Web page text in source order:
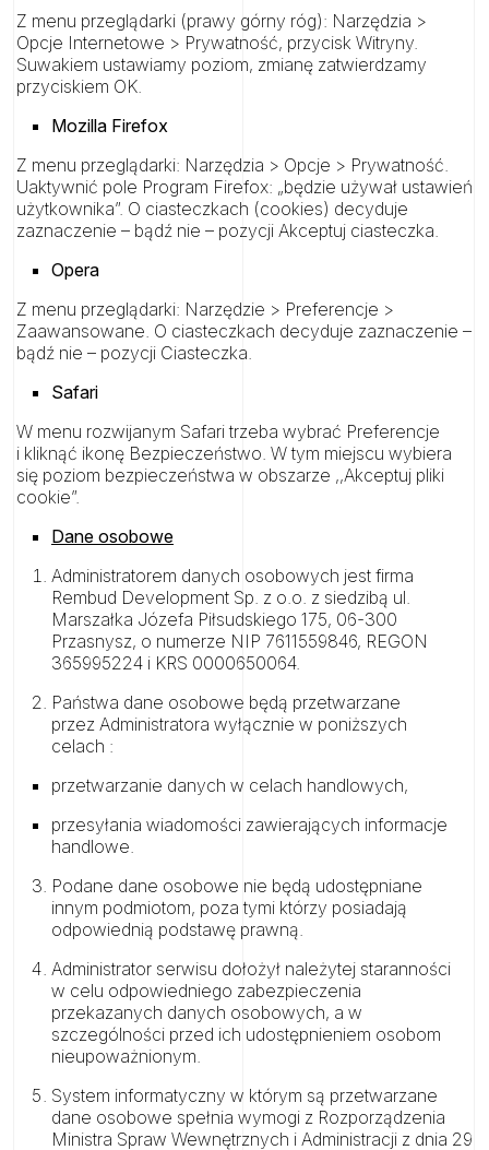
Z menu przeglądarki (prawy górny róg): Narzędzia >
Opcje Internetowe > Prywatność, przycisk Witryny.
Suwakiem ustawiamy poziom, zmianę zatwierdzamy
przyciskiem OK.
Mozilla Firefox
Z menu przeglądarki: Narzędzia > Opcje > Prywatność.
Uaktywnić pole Program Firefox: „będzie używał ustawień
użytkownika”. O ciasteczkach (cookies) decyduje
zaznaczenie – bądź nie – pozycji Akceptuj ciasteczka.
Opera
Z menu przeglądarki: Narzędzie > Preferencje >
Zaawansowane. O ciasteczkach decyduje zaznaczenie –
bądź nie – pozycji Ciasteczka.
Safari
W menu rozwijanym Safari trzeba wybrać Preferencje
i kliknąć ikonę Bezpieczeństwo. W tym miejscu wybiera
się poziom bezpieczeństwa w obszarze ,,Akceptuj pliki
cookie”.
Dane osobowe
Administratorem danych osobowych jest firma
Rembud Development Sp. z o.o. z siedzibą ul.
Marszałka Józefa Piłsudskiego 175, 06-300
Przasnysz, o numerze NIP 7611559846, REGON
365995224 i KRS 0000650064.
Państwa dane osobowe będą przetwarzane
przez Administratora wyłącznie w poniższych
celach :
przetwarzanie danych w celach handlowych,
przesyłania wiadomości zawierających informacje
handlowe.
Podane dane osobowe nie będą udostępniane
innym podmiotom, poza tymi którzy posiadają
odpowiednią podstawę prawną.
Administrator serwisu dołożył należytej staranności
w celu odpowiedniego zabezpieczenia
przekazanych danych osobowych, a w
szczególności przed ich udostępnieniem osobom
nieupoważnionym.
System informatyczny w którym są przetwarzane
dane osobowe spełnia wymogi z Rozporządzenia
Ministra Spraw Wewnętrznych i Administracji z dnia 29